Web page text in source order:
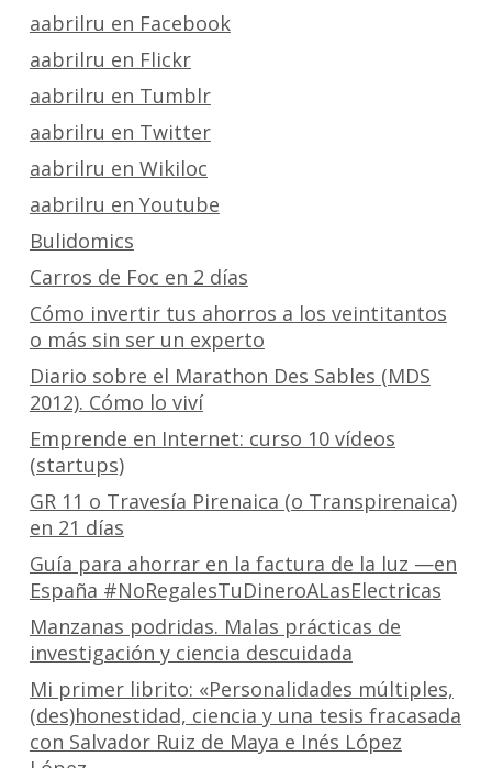
aabrilru en Facebook
aabrilru en Flickr
aabrilru en Tumblr
aabrilru en Twitter
aabrilru en Wikiloc
aabrilru en Youtube
Bulidomics
Carros de Foc en 2 días
Cómo invertir tus ahorros a los veintitantos
o más sin ser un experto
Diario sobre el Marathon Des Sables (MDS
2012). Cómo lo viví
Emprende en Internet: curso 10 vídeos
(startups)
GR 11 o Travesía Pirenaica (o Transpirenaica)
en 21 días
Guía para ahorrar en la factura de la luz —en
España #NoRegalesTuDineroALasElectricas
Manzanas podridas. Malas prácticas de
investigación y ciencia descuidada
Mi primer librito: «Personalidades múltiples,
(des)honestidad, ciencia y una tesis fracasada
con Salvador Ruiz de Maya e Inés López